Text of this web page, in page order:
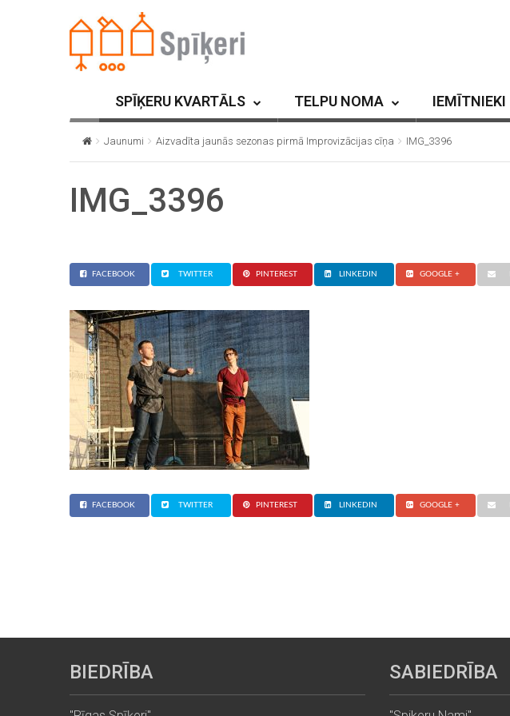
SPĪĶERU KVARTĀLS TELPU NOMA IEMĪTNIEKI
Jaunumi Aizvadīta jaunās sezonas pirmā Improvizācijas cīņa IMG_3396
IMG_3396
FACEBOOK TWITTER PINTEREST LINKEDIN GOOGLE +
FACEBOOK TWITTER PINTEREST LINKEDIN GOOGLE +
BIEDRĪBA SABIEDRĪBA